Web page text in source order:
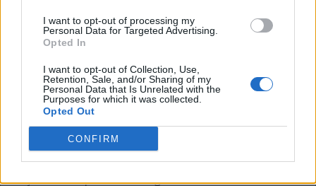
I want to opt-out of processing my
Personal Data for Targeted Advertising.
Opted In
I want to opt-out of Collection, Use,
Retention, Sale, and/or Sharing of my
Personal Data that Is Unrelated with the
Purposes for which it was collected.
Opted Out
CONFIRM
A resposta a esta pergunta:
Mais respostas deste quebra-cabeça:
Rondônia
Acreditar, confiar
Extraterrestres
Diz-se que as polares estão derretendo rapidamente
Relação de Chiquinha Gonzaga com Ó Abre Alas